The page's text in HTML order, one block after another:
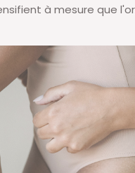
à mesure que